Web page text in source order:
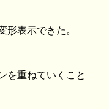
形表示できた。
を重ねていくこと